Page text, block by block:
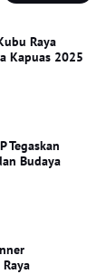
Raya
Kapuas 2025
Tegaskan
Budaya